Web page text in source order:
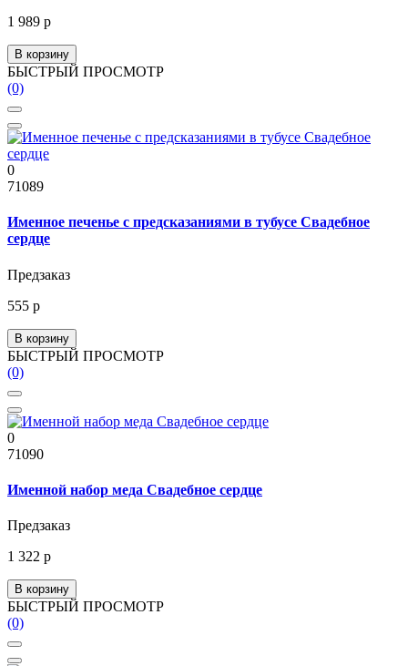
1 989 р
В корзину
БЫСТРЫЙ ПРОСМОТР
(0)
0
71089
Именное печенье с предсказаниями в тубусе Свадебное
сердце
Предзаказ
555 р
В корзину
БЫСТРЫЙ ПРОСМОТР
(0)
0
71090
Именной набор меда Свадебное сердце
Предзаказ
1 322 р
В корзину
БЫСТРЫЙ ПРОСМОТР
(0)